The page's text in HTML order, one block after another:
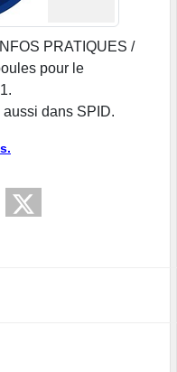
PRATIQUES /
pour le
dans SPID.